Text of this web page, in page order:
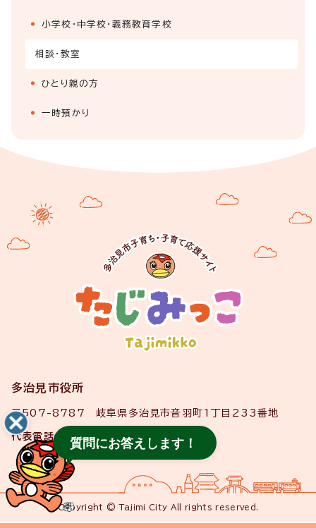
小学校・中学校・義務教育学校
相談・教室
ひとり親の方
一時預かり
多治見市役所
〒507-8787 岐阜県多治見市音羽町1丁目233番地
代表電話 0572-22-1111
Copyright © Tajimi City All rights reserved.
質問にお答えします！